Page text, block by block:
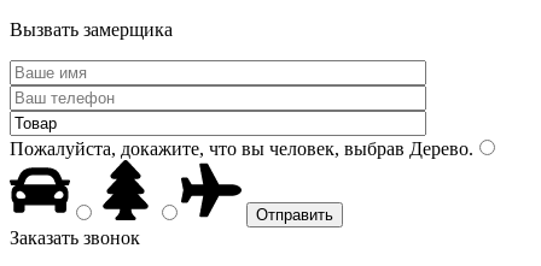
Вызвать замерщика
Пожалуйста, докажите, что вы человек, выбрав Дерево.
Заказать звонок